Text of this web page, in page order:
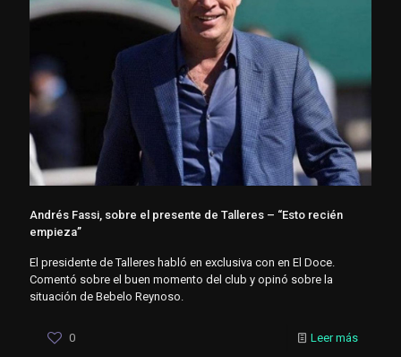
Andrés Fassi, sobre el presente de Talleres – “Esto recién
empieza”
El presidente de Talleres habló en exclusiva con en El Doce.
Comentó sobre el buen momento del club y opinó sobre la
situación de Bebelo Reynoso.
0 Leer más